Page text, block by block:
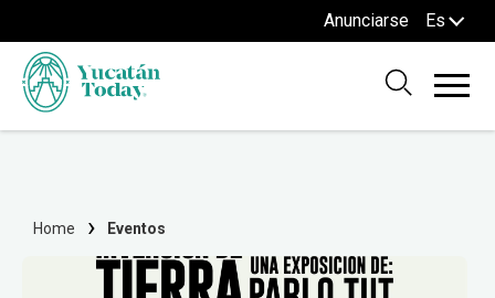
Anunciarse Es
Home Eventos